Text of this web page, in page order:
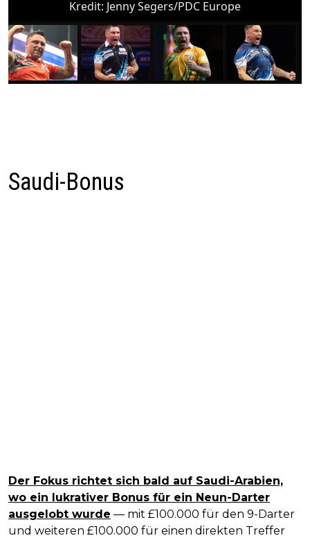
Kredit: Jenny Segers/PDC Europe
Saudi-Bonus
Der Fokus richtet sich bald auf Saudi-Arabien,
wo ein lukrativer Bonus für ein Neun-Darter
ausgelobt wurde — mit £100.000 für den 9-Darter
und weiteren £100.000 für einen direkten Treffer